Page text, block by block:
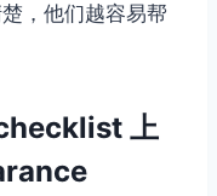
，他们越容易帮
上